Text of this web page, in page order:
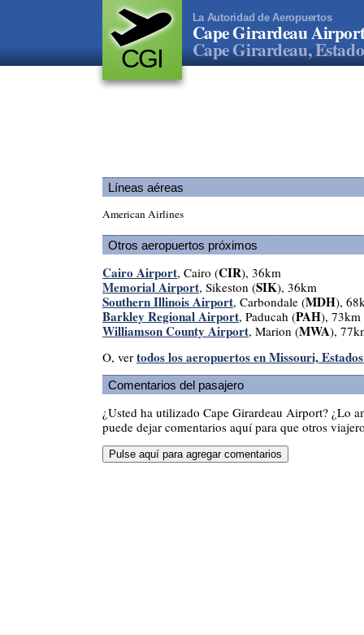
CGI
La Autoridad de Aeropuertos
Cape Girardeau
Cape Girardeau,
Líneas aéreas
American Airlines
Otros aeropuertos próximos
Cairo Airport, Cairo (CIR), 36km
Memorial Airport, Sikeston (SIK), 36km
Southern Illinois Airport, Carbondale (MDH),
Barkley Regional Airport, Paducah (PAH), 73km
Williamson County Airport, Marion (MWA),
O, ver todos los aeropuertos en Missouri,
Comentarios del pasajero
¿Usted ha utilizado Cape Girardeau Airport? ¿Lo
puede dejar comentarios aquí para que otros